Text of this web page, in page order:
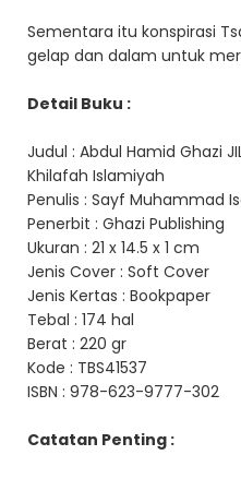
Sementara itu konspirasi
gelap dan dalam untuk
Detail Buku :
Judul : Abdul Hamid Ghazi
Khilafah Islamiyah
Penulis : Sayf Muhammad
Penerbit : Ghazi Publishing
Ukuran : 21 x 14.5 x 1 cm
Jenis Cover : Soft Cover
Jenis Kertas : Bookpaper
Tebal : 174 hal
Berat : 220 gr
Kode : TBS41537
ISBN : 978-623-9777-302
Catatan Penting :